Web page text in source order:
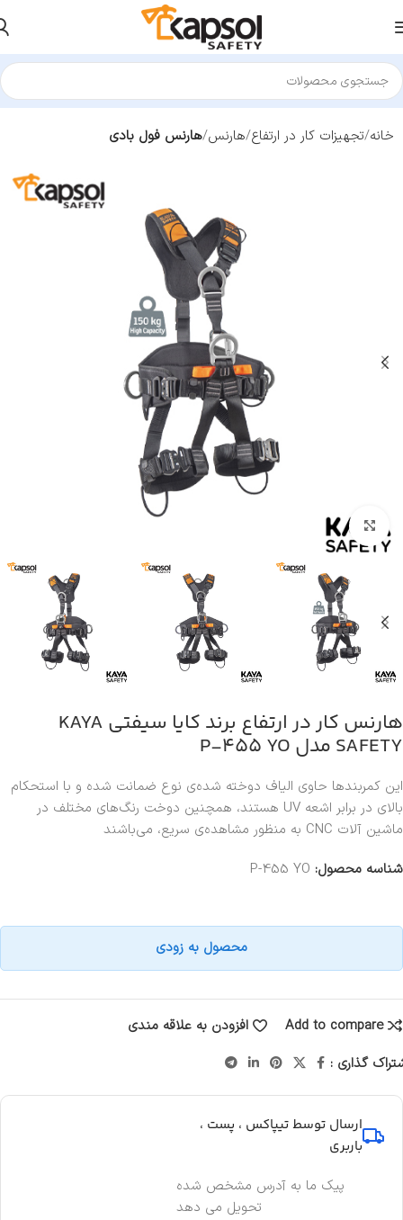
خانه تجهیزات کار در ارتفاع هارنس هارنس فول بادی
بزرگنمایی تصویر
هارنس کار در ارتفاع برند کایا سیفتی KAYA
SAFETY مدل P-455 YO
این کمربندها حاوی الیاف دوخته شده‌ی نوع ضمانت شده و با استحکام
بالای در برابر اشعه UV هستند، همچنین دوخت رنگ‌های مختلف در
ماشین آلات CNC به منظور مشاهده‌ی سریع، می‌باشند
شناسه محصول: P-455 YO
محصول به زودی
Add to compare
افزودن به علاقه مندی
گذاری :
ارسال توسط تیپاکس ، پست ،
باربری
پیک ما به آدرس مشخص شده
تحویل می دهد